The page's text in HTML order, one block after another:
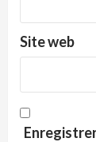
Site web